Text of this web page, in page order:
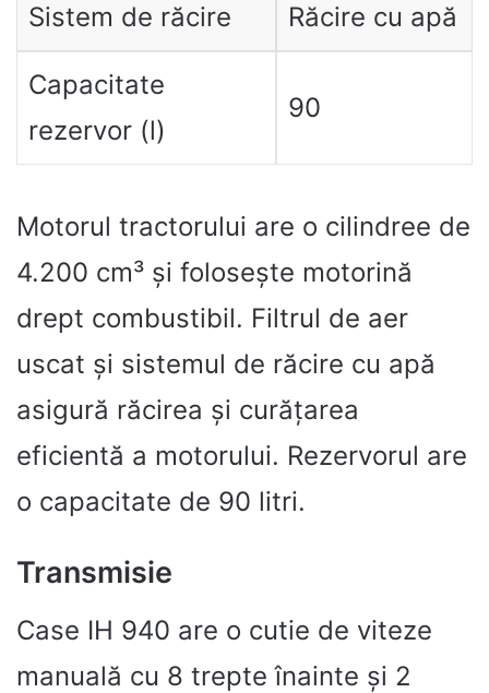
Sistem de răcire Răcire cu apă
Capacitate
rezervor (l)
90
Motorul tractorului are o cilindree de
4.200 cm³ și folosește motorină
drept combustibil. Filtrul de aer
uscat și sistemul de răcire cu apă
asigură răcirea și curățarea
eficientă a motorului. Rezervorul are
o capacitate de 90 litri.
Transmisie
Case IH 940 are o cutie de viteze
manuală cu 8 trepte înainte și 2